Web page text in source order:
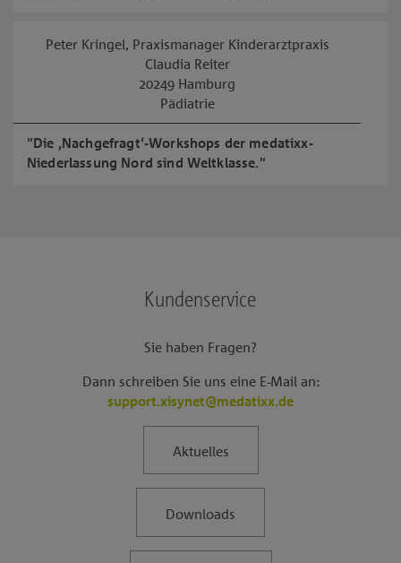
Peter Kringel, Praxismanager Kinderarztpraxis
Claudia Reiter
20249 Hamburg
Pädiatrie
"Die ‚Nachgefragt‘-Workshops der medatixx-
Niederlassung Nord sind Weltklasse."
Kundenservice
Sie haben Fragen?
Dann schreiben Sie uns eine E-Mail an:
support.xisynet@medatixx.de
Aktuelles
Downloads